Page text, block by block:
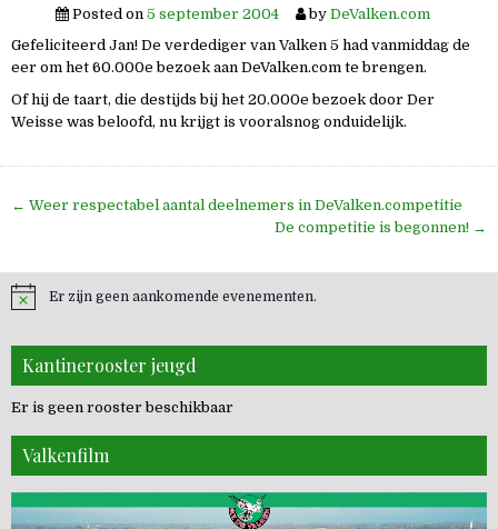
Posted on 5 september 2004 by DeValken.com
Gefeliciteerd Jan! De verdediger van Valken 5 had vanmiddag de
eer om het 60.000e bezoek aan DeValken.com te brengen.
Of hij de taart, die destijds bij het 20.000e bezoek door Der
Weisse was beloofd, nu krijgt is vooralsnog onduidelijk.
Bericht
← Weer respectabel aantal deelnemers in DeValken.competitie
De competitie is begonnen! →
Er zijn geen aankomende evenementen.
Kantinerooster jeugd
Er is geen rooster beschikbaar
Valkenfilm